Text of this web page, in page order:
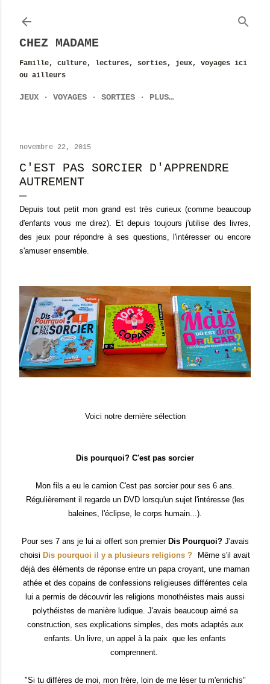
CHEZ MADAME
Famille, culture, lectures, sorties, jeux, voyages ici
ou ailleurs
JEUX VOYAGES SORTIES PLUS…
novembre 22, 2015
C'EST PAS SORCIER D'APPRENDRE
AUTREMENT
Depuis tout petit mon grand est très curieux (comme beaucoup
d'enfants vous me direz). Et depuis toujours j'utilise des livres,
des jeux pour répondre à ses questions, l'intéresser ou encore
s'amuser ensemble.
Voici notre dernière sélection
Dis pourquoi? C'est pas sorcier
Mon fils a eu le camion C'est pas sorcier pour ses 6 ans.
Régulièrement il regarde un DVD lorsqu'un sujet l'intéresse (les
baleines, l'éclipse, le corps humain...).
Pour ses 7 ans je lui ai offert son premier Dis Pourquoi?J'avais
choisiDis pourquoi il y a plusieurs religions ? Même s'il avait
déjà des éléments de réponse entre un papa croyant, une maman
athée et des copains de confessions religieuses différentes cela
lui a permis de découvrir les religions monothéistes mais aussi
polythéistes de manière ludique. J'avais beaucoup aimé sa
construction, ses explications simples, des mots adaptés aux
enfants. Un livre, un appel à la paix que les enfants
comprennent.
"Si tu diffères de moi, mon frère, loin de me léser tu m'enrichis"